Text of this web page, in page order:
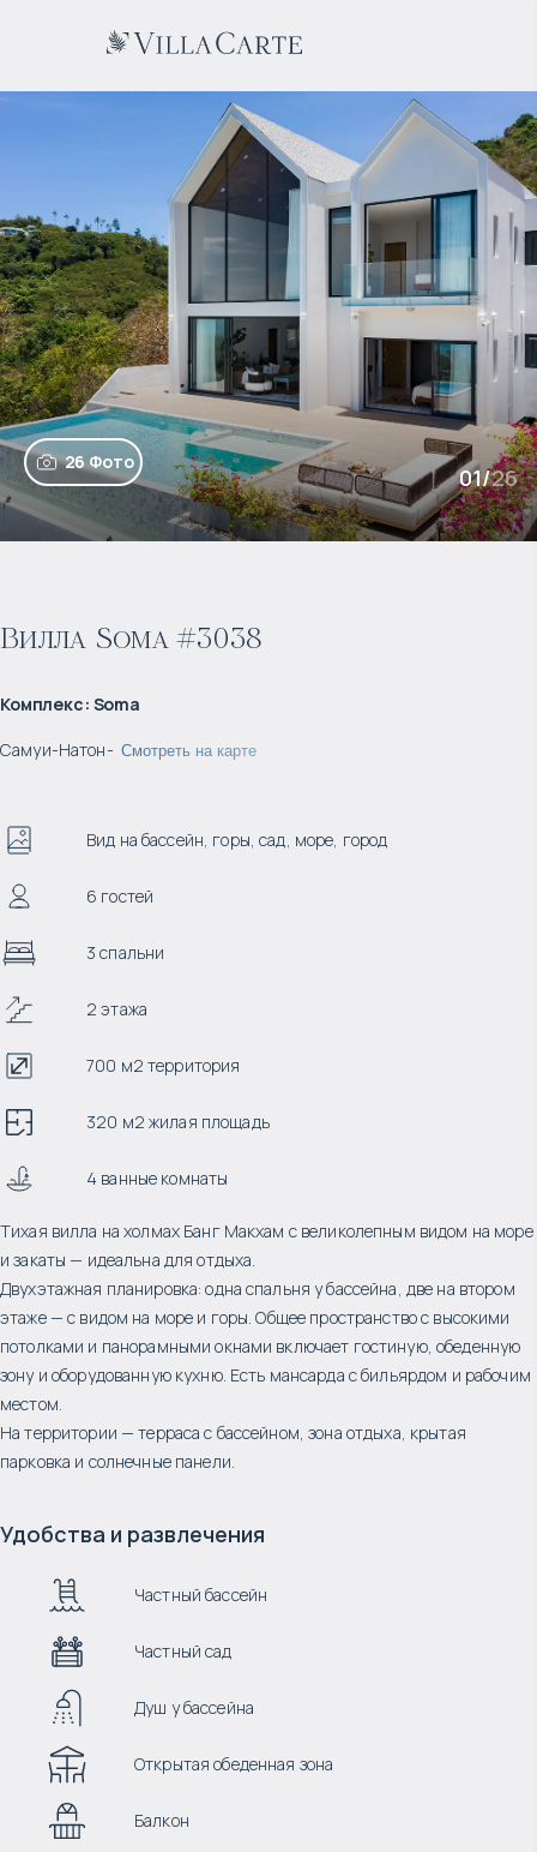
26 Фото
01/26
Вилла Soma #3038
Комплекс: Soma
Самуи-Натон- Смотреть на карте
Вид на бассейн, горы, сад, море, город
6 гостей
3 спальни
2 этажа
700 м2 территория
320 м2 жилая площадь
4 ванные комнаты
Тихая вилла на холмах Банг Макхам с великолепным видом на море
и закаты — идеальна для отдыха.
Двухэтажная планировка: одна спальня у бассейна, две на втором
этаже — с видом на море и горы. Общее пространство с высокими
потолками и панорамными окнами включает гостиную, обеденную
зону и оборудованную кухню. Есть мансарда с бильярдом и рабочим
местом.
На территории — терраса с бассейном, зона отдыха, крытая
парковка и солнечные панели.
Удобства и развлечения
Частный бассейн
Частный сад
Душ у бассейна
Открытая обеденная зона
Балкон